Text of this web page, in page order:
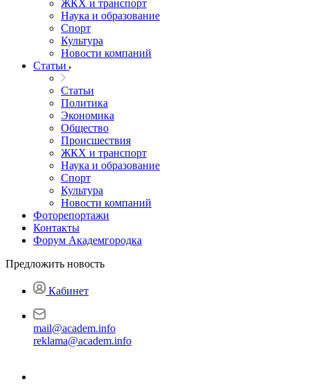
ЖКХ и транспорт
Наука и образование
Спорт
Культура
Новости компаний
Статьи
Статьи
Политика
Экономика
Общество
Происшествия
ЖКХ и транспорт
Наука и образование
Спорт
Культура
Новости компаний
Фоторепортажи
Контакты
Форум Академгородка
Предложить новость
Кабинет
mail@academ.info
reklama@academ.info